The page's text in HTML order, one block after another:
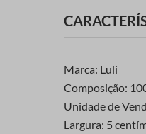
Marca: Luli
Composição:
Unidade de
Largura: 5